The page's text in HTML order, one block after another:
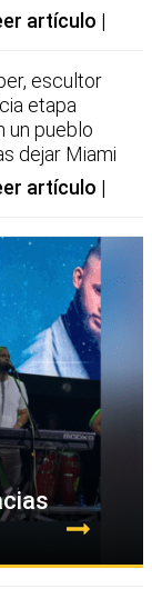
artículo
escultor
etapa
un pueblo
dejar Miami
artículo